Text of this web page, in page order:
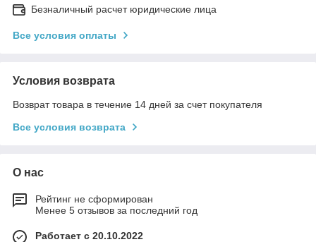
Безналичный расчет юридические лица
Все условия оплаты
Условия возврата
Возврат товара в течение 14 дней за счет покупателя
Все условия возврата
О нас
Рейтинг не сформирован
Менее 5 отзывов за последний год
Работает с 20.10.2022